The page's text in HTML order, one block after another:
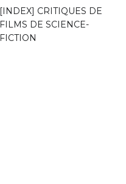
[INDEX] CRITIQUES DE
FILMS DE SCIENCE-
FICTION